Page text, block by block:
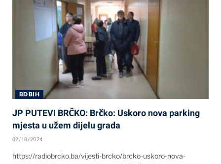
BD BIH
JP PUTEVI BRČKO: Brčko: Uskoro nova parking
mjesta u užem dijelu grada
02/10/2024
https://radiobrcko.ba/vijesti-brcko/brcko-uskoro-nova-